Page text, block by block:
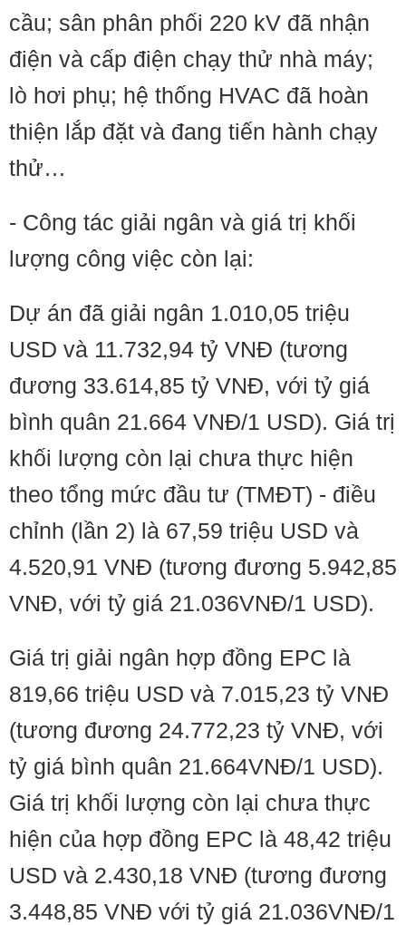
cầu; sân phân phối 220 kV đã nhận
điện và cấp điện chạy thử nhà máy;
lò hơi phụ; hệ thống HVAC đã hoàn
thiện lắp đặt và đang tiến hành chạy
thử…
- Công tác giải ngân và giá trị khối
lượng công việc còn lại:
Dự án đã giải ngân 1.010,05 triệu
USD và 11.732,94 tỷ VNĐ (tương
đương 33.614,85 tỷ VNĐ, với tỷ giá
bình quân 21.664 VNĐ/1 USD). Giá trị
khối lượng còn lại chưa thực hiện
theo tổng mức đầu tư (TMĐT) - điều
chỉnh (lần 2) là 67,59 triệu USD và
4.520,91 VNĐ (tương đương 5.942,85
VNĐ, với tỷ giá 21.036VNĐ/1 USD).
Giá trị giải ngân hợp đồng EPC là
819,66 triệu USD và 7.015,23 tỷ VNĐ
(tương đương 24.772,23 tỷ VNĐ, với
tỷ giá bình quân 21.664VNĐ/1 USD).
Giá trị khối lượng còn lại chưa thực
hiện của hợp đồng EPC là 48,42 triệu
USD và 2.430,18 VNĐ (tương đương
3.448,85 VNĐ với tỷ giá 21.036VNĐ/1